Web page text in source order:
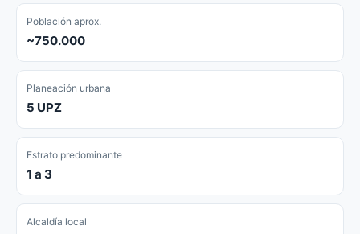
Población aprox.
~750.000
Planeación urbana
5 UPZ
Estrato predominante
1 a 3
Alcaldía local